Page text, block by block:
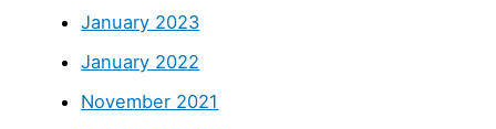
January 2023
January 2022
November 2021